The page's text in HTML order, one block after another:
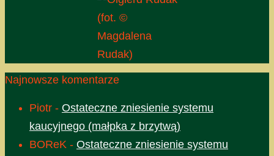
(fot. ©
Magdalena
Rudak)
Najnowsze komentarze
Piotr - Ostateczne zniesienie systemu
kaucyjnego (małpka z brzytwą)
BOReK - Ostateczne zniesienie systemu